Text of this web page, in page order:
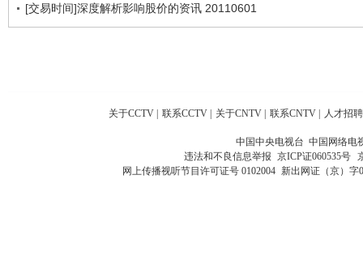
[交易时间]深度解析影响股价的资讯 20110601
关于CCTV 联系CCTV 关于CNTV 联系CNTV 人才招聘
中国中央电视台 中国网络电
违法和不良信息举报 京ICP证060535号
网上传播视听节目许可证号 0102004 新出网证（京）